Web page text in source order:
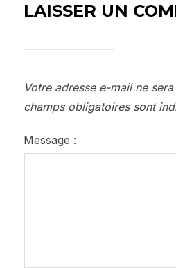
LAISSER UN
Votre adresse e-mail ne
champs obligatoires sont
Message :